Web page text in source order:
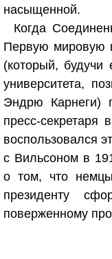
насыщенной.
Когда
Первую мировую
(который, будучи
университета,
Эндрю Карнеги)
пресс-
воспользовался
с Вильсоном в
о том, что
президенту
поверженному